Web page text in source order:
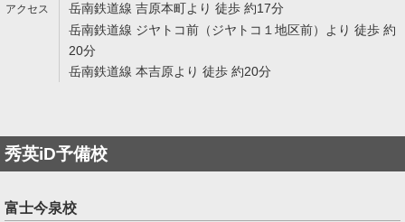
岳南鉄道線 吉原本町より 徒歩 約17分
岳南鉄道線 ジヤトコ前（ジヤトコ１地区前）より 徒歩 約
20分
岳南鉄道線 本吉原より 徒歩 約20分
秀英iD予備校
富士今泉校